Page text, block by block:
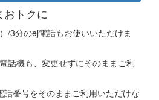
おトクに
/3分のej電話もお使いいただけま
話機も、変更せずにそのままご利
番号をそのままご利用いただけな